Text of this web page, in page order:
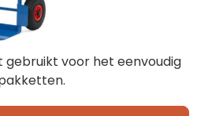
gebruikt voor het eenvoudig